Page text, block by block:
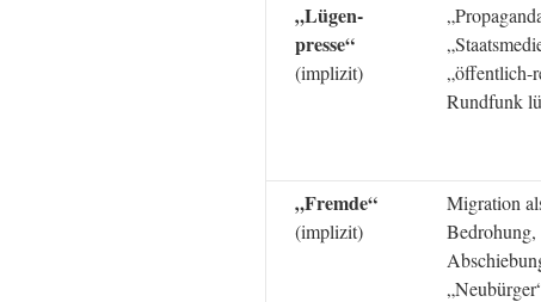
„Lügen-
presse“
(implizit)
„öffentlich-
Rundfunk
„Fremde“
(implizit)
Migration
Bedrohung,